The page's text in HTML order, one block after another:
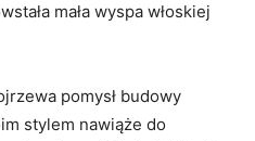
mała wyspa włoskiej
pomysł budowy
stylem nawiąże do